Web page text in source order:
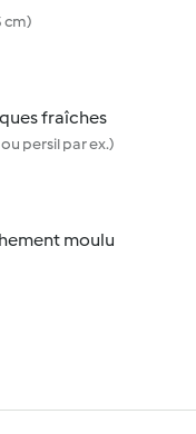
cm)
fraîches
persil par ex.)
moulu